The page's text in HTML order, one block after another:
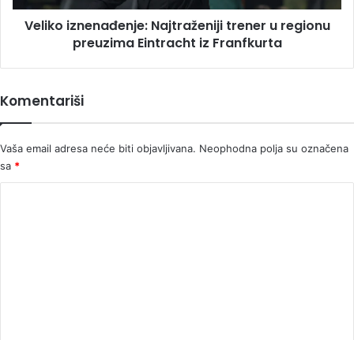
iz
Franfkurta
Veliko iznenađenje: Najtraženiji trener u regionu
preuzima Eintracht iz Franfkurta
Komentariši
Vaša email adresa neće biti objavljivana. Neophodna polja su označena
sa *